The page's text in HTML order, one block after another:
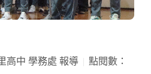
高中 學務處 報導
點閱數：